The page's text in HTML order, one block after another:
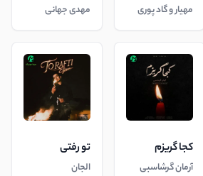
مهیار و گاد پوری مهدی جهانی
کجا گریزم
آرمان گرشاسبی
تو رفتی
الجان